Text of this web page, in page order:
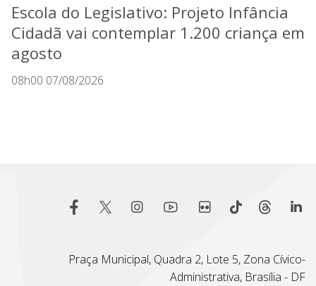
Escola do Legislativo: Projeto Infância
Cidadã vai contemplar 1.200 criança em
agosto
08h00 07/08/2026
Praça Municipal, Quadra 2, Lote 5, Zona Cívico-
Administrativa, Brasília - DF